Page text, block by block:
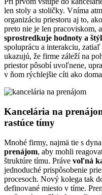
len stoly a stoličky. Vníma
organizáciu priestoru aj to,
preto nie je len pracoviskom,
sprostredkuje hodnoty a
spoluprácu a interakciu,
ukazujú, že firme záleží na
priestor pôsobí uvoľnene,
v ňom rýchlejšie cíti ako
Kancelária na
rastúce tímy
Mnohé firmy, najmä tie s
prenájom, aby mohli
štruktúre tímu. Práve voľná
jednoduché prispôsobenie
procesoch. Nový kolega tak
definované miesto v tíme.